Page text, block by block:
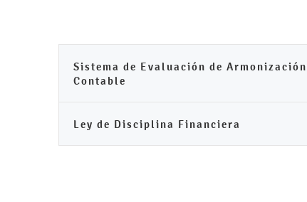
Sistema de Evaluación de Armonización
Contable
Ley de Disciplina Financiera